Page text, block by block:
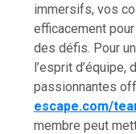
immersifs, vos
efficacement
des défis. Pour
l’esprit
passionnantes
escape.com/
membre peut